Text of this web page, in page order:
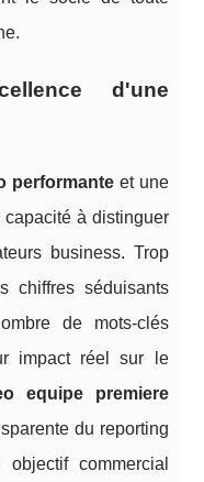
d'une
performante et une
à distinguer
business. Trop
chiffres séduisants
de mots-clés
impact réel sur le
equipe premiere
du reporting
commercial